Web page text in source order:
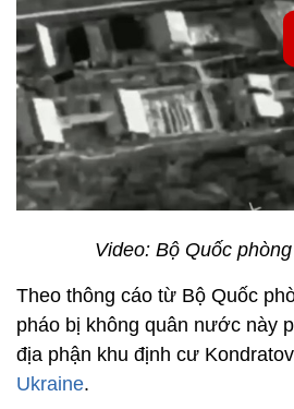
Video: Bộ Quốc
Theo thông cáo từ Bộ Quốc
pháo bị không quân nước này
địa phận khu định cư
Ukraine.